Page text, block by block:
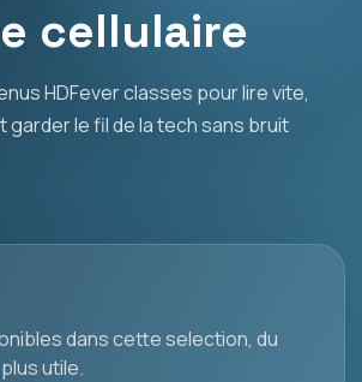
cellulaire
HDFever classes pour lire vite,
garder le fil de la tech sans bruit
dans cette selection, du
utile.